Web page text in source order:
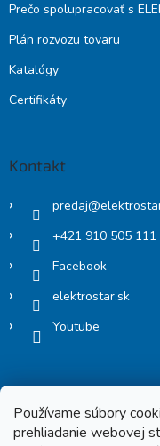
Používame súbory
prehliadanie webovej
Prečo spolupracovať s
Plán rozvozu tovaru
Katalógy
Certifikáty
Kontakt
predaj@
+421 910 505 111
Facebook
elektrostar.sk
Youtube